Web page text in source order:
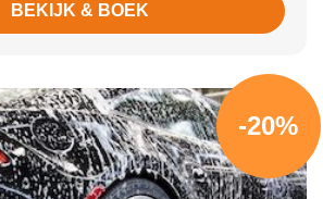
BEKIJK & BOEK
-20%